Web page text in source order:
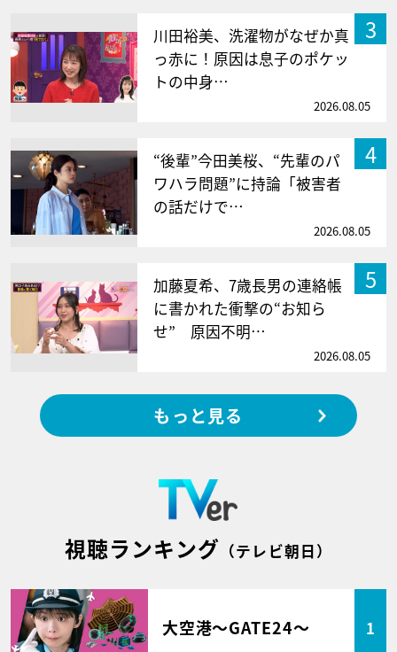
3
川田裕美、洗濯物がなぜか真
っ赤に！原因は息子のポケッ
トの中身…
2026.08.05
4
“後輩”今田美桜、“先輩のパ
ワハラ問題”に持論「被害者
の話だけで…
2026.08.05
5
加藤夏希、7歳長男の連絡帳
に書かれた衝撃の“お知ら
せ” 原因不明…
2026.08.05
もっと見る
視聴ランキング （テレビ朝日）
大空港～GATE24～ 1